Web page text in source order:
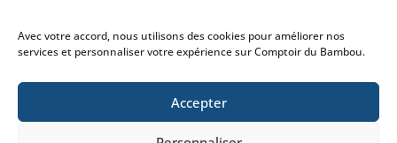
Avec votre accord, nous utilisons des cookies pour améliorer nos
services et personnaliser votre expérience sur Comptoir du Bambou.
Accepter